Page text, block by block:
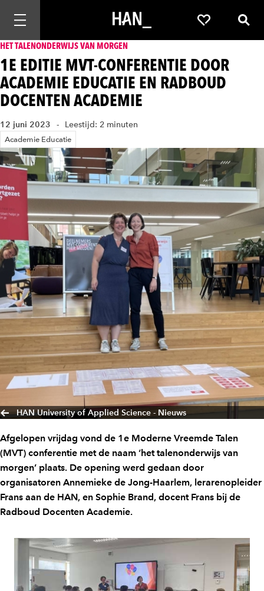
Mobiele navigatie openen Favorieten
HET TALENONDERWIJS VAN MORGEN
1E EDITIE MVT-CONFERENTIE DOOR
ACADEMIE EDUCATIE EN RADBOUD
DOCENTEN ACADEMIE
12 juni 2023 Leestijd: 2 minuten
Academie Educatie
HAN University of Applied Science - Nieuws
Afgelopen vrijdag vond de 1e Moderne Vreemde Talen
(MVT) conferentie met de naam ‘het talenonderwijs van
morgen’ plaats. De opening werd gedaan door
organisatoren Annemieke de Jong-Haarlem, lerarenopleider
Frans aan de HAN, en Sophie Brand, docent Frans bij de
Radboud Docenten Academie.